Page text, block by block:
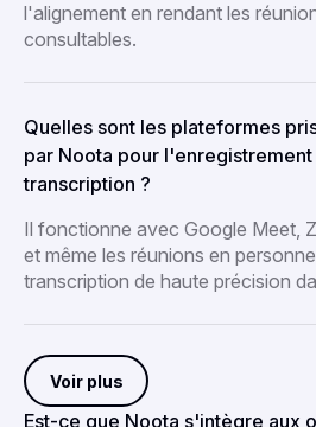
l'alignement en rendant les
consultables.
Quelles sont les plateformes
par Noota pour l'enregistrement
transcription ?
Il fonctionne avec Google Meet,
et même les réunions en
transcription de haute précision
Voir plus
Est-ce que Noota s'intègre aux